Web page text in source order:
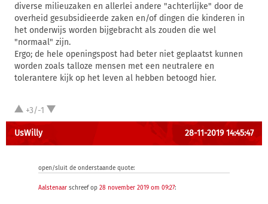
diverse milieuzaken en allerlei andere "achterlijke" door de
overheid gesubsidieerde zaken en/of dingen die kinderen in
het onderwijs worden bijgebracht als zouden die wel
"normaal" zijn.
Ergo; de hele openingspost had beter niet geplaatst kunnen
worden zoals talloze mensen met een neutralere en
tolerantere kijk op het leven al hebben betoogd hier.
+3/-1
UsWilly 28-11-2019 14:45:47
open/sluit de onderstaande quote:
Aalstenaar schreef op 28 november 2019 om 09:27: